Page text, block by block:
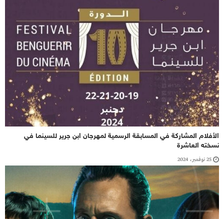
الأفلام المشاركة في المسابقة الرسمية لمهرجان ابن جرير للسينما في
نسخته العاشرة
25 نوفمبر، 2024